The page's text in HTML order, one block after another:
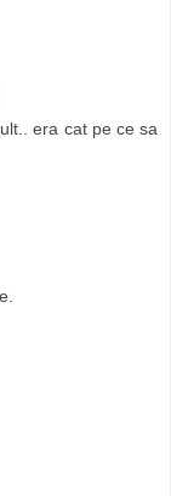
era cat pe ce sa